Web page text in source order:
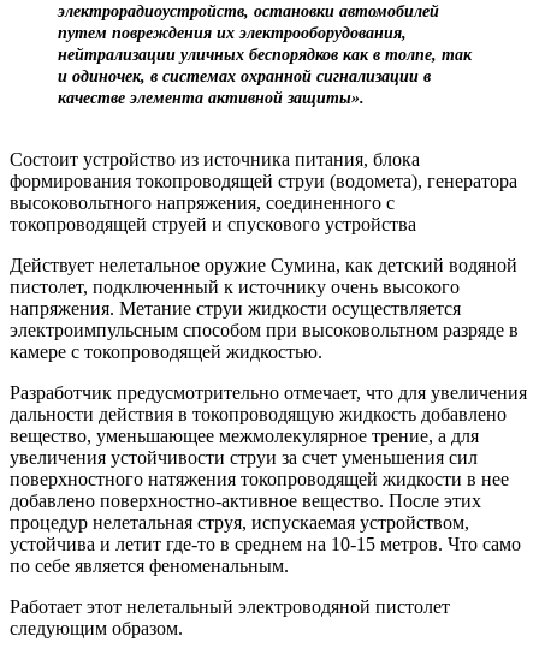
электрорадиоустройств, остановки автомобилей
путем повреждения их электрооборудования,
нейтрализации уличных беспорядков как в толпе, так
и одиночек, в системах охранной сигнализации в
качестве элемента активной защиты».
Состоит устройство из источника питания, блока
формирования токопроводящей струи (водомета), генератора
высоковольтного напряжения, соединенного с
токопроводящей струей и спускового устройства
Действует нелетальное оружие Сумина, как детский водяной
пистолет, подключенный к источнику очень высокого
напряжения. Метание струи жидкости осуществляется
электроимпульсным способом при высоковольтном разряде в
камере с токопроводящей жидкостью.
Разработчик предусмотрительно отмечает, что для увеличения
дальности действия в токопроводящую жидкость добавлено
вещество, уменьшающее межмолекулярное трение, а для
увеличения устойчивости струи за счет уменьшения сил
поверхностного натяжения токопроводящей жидкости в нее
добавлено поверхностно-активное вещество. После этих
процедур нелетальная струя, испускаемая устройством,
устойчива и летит где-то в среднем на 10-15 метров. Что само
по себе является феноменальным.
Работает этот нелетальный электроводяной пистолет
следующим образом.